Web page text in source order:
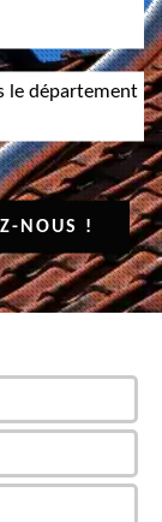
le département
NOUS !